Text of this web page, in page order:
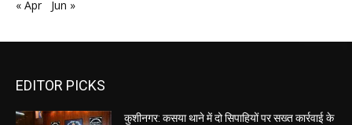
« Apr
Jun »
EDITOR PICKS
कुशीनगर: कसया थाने में दो सिपाहियों पर सख्त कार्रवाई के